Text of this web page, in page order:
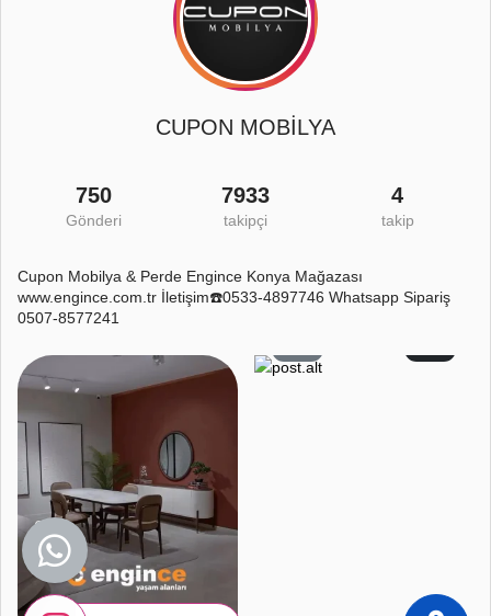
CUPON MOBİLYA
750
Gönderi
7933
takipçi
4
takip
Cupon Mobilya & Perde Engince Konya Mağazası
www.engince.com.tr İletişim☎️0533-4897746 Whatsapp Sipariş
0507-8577241